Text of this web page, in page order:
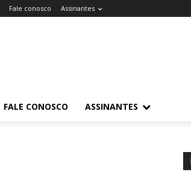
Fale conosco Assinantes
FALE CONOSCO ASSINANTES